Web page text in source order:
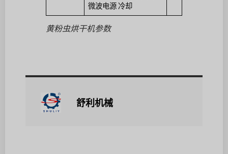
微波电源 冷却
黄粉虫烘干机参数
舒利机械